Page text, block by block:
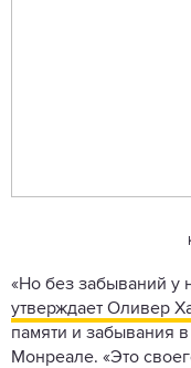
«Но без забываний у
утверждает Оливер
памяти и забывания
Монреале. «Это